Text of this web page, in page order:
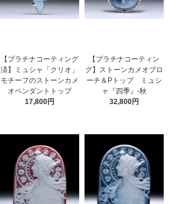
【プラチナコーティング
済】ミュシャ「クリオ」
モチーフのストーンカメ
オペンダントトップ
17,800円
【プラチナコーティン
グ】ストーンカメオブロ
ーチ＆Pトップ ミュシ
ャ『四季』-秋
32,800円